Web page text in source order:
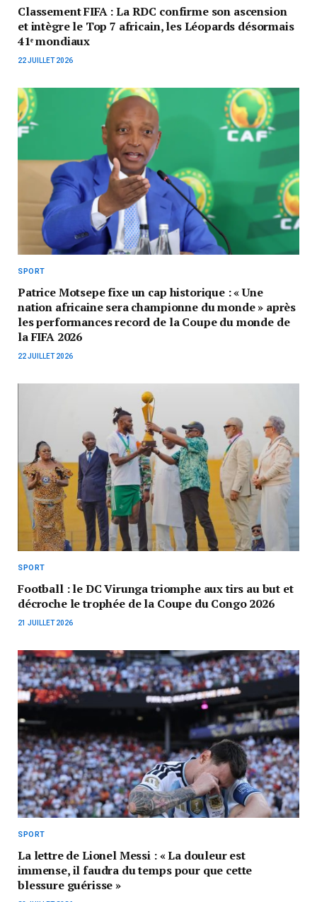
Classement FIFA : La RDC confirme son ascension
et intègre le Top 7 africain, les Léopards désormais
41ᵉ mondiaux
22 JUILLET 2026
SPORT
Patrice Motsepe fixe un cap historique : « Une
nation africaine sera championne du monde » après
les performances record de la Coupe du monde de
la FIFA 2026
22 JUILLET 2026
SPORT
Football : le DC Virunga triomphe aux tirs au but et
décroche le trophée de la Coupe du Congo 2026
21 JUILLET 2026
SPORT
La lettre de Lionel Messi : « La douleur est
immense, il faudra du temps pour que cette
blessure guérisse »